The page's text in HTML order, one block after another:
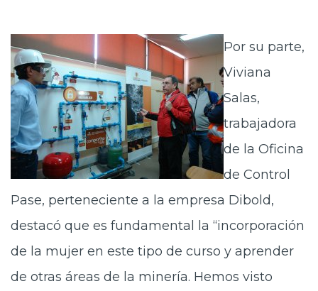
Por su parte,
Viviana
Salas,
trabajadora
de la Oficina
de Control
Pase, perteneciente a la empresa Dibold,
destacó que es fundamental la “incorporación
de la mujer en este tipo de curso y aprender
de otras áreas de la minería. Hemos visto